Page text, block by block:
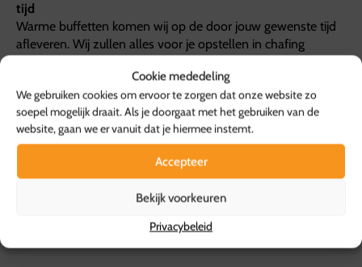
Cookie mededeling
We gebruiken cookies om ervoor te zorgen dat onze website zo
soepel mogelijk draait. Als je doorgaat met het gebruiken van de
website, gaan we er vanuit dat je hiermee instemt.
Accepteer
Bekijk voorkeuren
Privacybeleid
tijd
Warme buffetten komen wij op de door jouw gewenste tijd
afleveren. Wij zullen alles voor je opstellen in chafing
helemaal geen werk aan!